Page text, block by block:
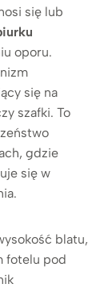
się lub
oporu.
się na
szafki. To
gdzie
się w
blatu,
fotelu pod